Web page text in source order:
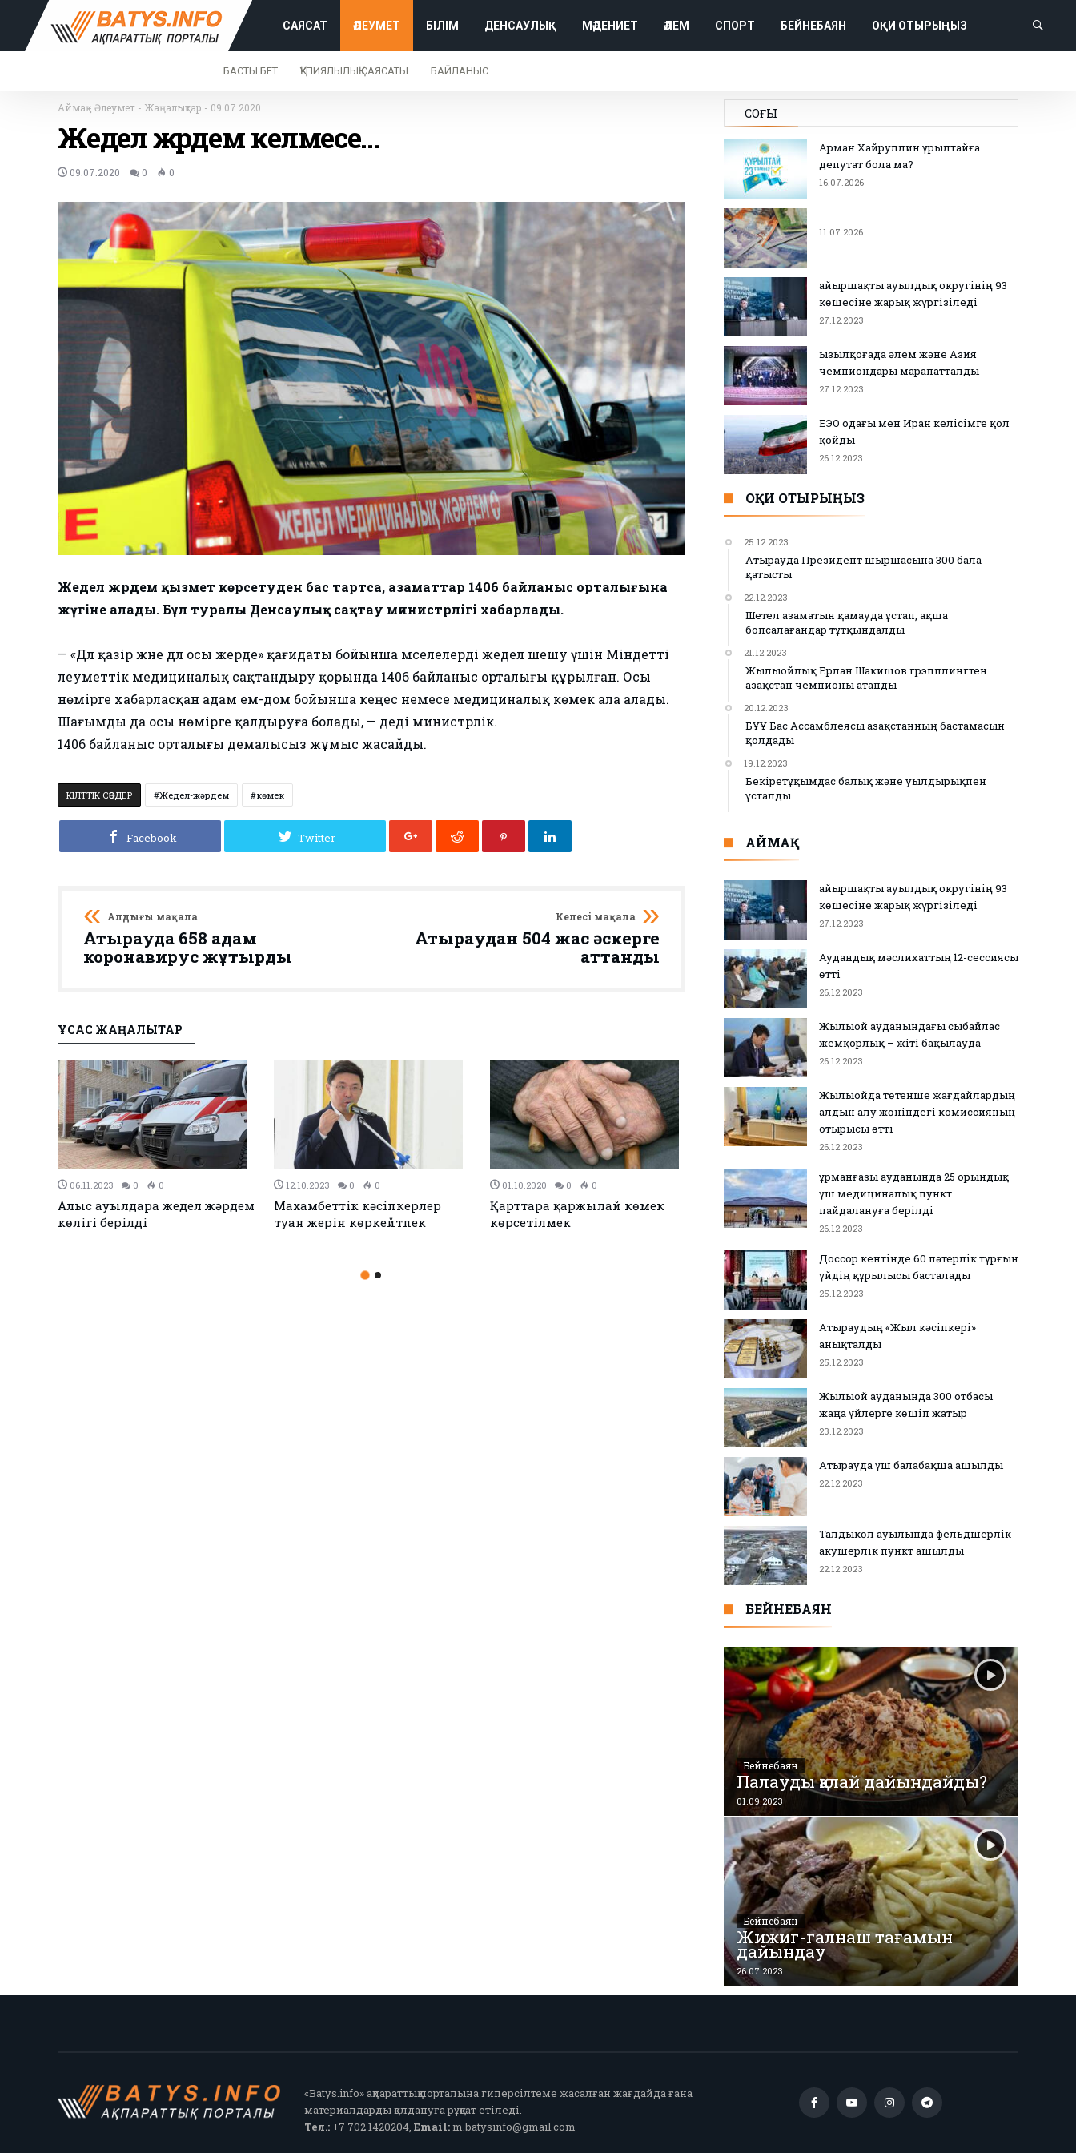
САЯСАТ ӘЛЕУМЕТ БІЛІМ ДЕНСАУЛЫҚ МӘДЕНИЕТ ӘЛЕМ СПОРТ БЕЙНЕБАЯН ОҚИ ОТЫРЫҢЫЗ
БАСТЫ БЕТ ҚҰПИЯЛЫЛЫҚ САЯСАТЫ БАЙЛАНЫС
Аймақ- Әлеумет - Жаңалықтар - 09.07.2020
Жедел жәрдем келмесе…
09.07.2020 0 0
Жедел жәрдем қызмет көрсетуден бас тартса, азаматтар 1406 байланыс орталығына
жүгіне алады. Бұл туралы Денсаулық сақтау министрлігі хабарлады.
— «Дәл қазір және дәл осы жерде» қағидаты бойынша мәселелерді жедел шешу үшін Міндетті
әлеуметтік медициналық сақтандыру қорында 1406 байланыс орталығы құрылған. Осы
нөмірге хабарласқан адам ем-дом бойынша кеңес немесе медициналық көмек ала алады.
Шағымды да осы нөмірге қалдыруға болады, — деді министрлік.
1406 байланыс орталығы демалысыз жұмыс жасайды.
КІЛТТІК СӨЗДЕР Жедел-жәрдем көмек
Facebook Twitter
Алдыңғы мақала
Атырауда 658 адам
коронавирус жұқтырды
Келесі мақала
Атыраудан 504 жас әскерге
аттанды
ҰҚСАС ЖАҢАЛЫҚТАР
24.09.2020 0 0
Карантин қайта енгізілсе
жұмыссыздарға 42 500-ден көп
14.09.2020 0 0
Мешіт мейірімділік жасады
09.09.2020 0 0
Ауруханаларға отандық
өндірістегі көліктер мен
СОҢҒЫ
Арман Хайруллин Құрылтайға
депутат бола ма?
16.07.2026
11.07.2026
Қайыршақты ауылдық округінің 93
көшесіне жарық жүргізіледі
27.12.2023
Қызылқоғада әлем және Азия
чемпиондары марапатталды
27.12.2023
ЕЭО одағы мен Иран келісімге қол
қойды
26.12.2023
ОҚИ ОТЫРЫҢЫЗ
25.12.2023
Атырауда Президент шыршасына 300 бала
қатысты
22.12.2023
Шетел азаматын қамауда ұстап, ақша
бопсалағандар тұтқындалды
21.12.2023
Жылыойлық Ерлан Шакишов грэпплингтен
Қазақстан чемпионы атанды
20.12.2023
БҰҰ Бас Ассамблеясы Қазақстанның бастамасын
қолдады
19.12.2023
Бекіретұқымдас балық және уылдырықпен
ұсталды
АЙМАҚ
Қайыршақты ауылдық округінің 93
көшесіне жарық жүргізіледі
27.12.2023
Аудандық мәслихаттың 12-сессиясы
өтті
26.12.2023
Жылыой ауданындағы сыбайлас
жемқорлық – жіті бақылауда
26.12.2023
Жылыойда төтенше жағдайлардың
алдын алу жөніндегі комиссияның
отырысы өтті
26.12.2023
Құрманғазы ауданында 25 орындық
үш медициналық пункт
пайдалануға берілді
26.12.2023
Доссор кентінде 60 пәтерлік тұрғын
үйдің құрылысы басталады
25.12.2023
Атыраудың «Жыл кәсіпкері»
анықталды
25.12.2023
Жылыой ауданында 300 отбасы
жаңа үйлерге көшіп жатыр
23.12.2023
Атырауда үш балабақша ашылды
22.12.2023
Талдыкөл ауылында фельдшерлік-
акушерлік пункт ашылды
22.12.2023
БЕЙНЕБАЯН
Бейнебаян
Палауды қалай дайындайды?
01.09.2023
Бейнебаян
Жижиг-галнаш тағамын
дайындау
26.07.2023
«Batys.info» ақпараттық порталына гиперсілтеме жасалған жағдайда ғана
материалдарды қолдануға рұқсат етіледі.
Тел.:+7 702 1420204, Email:m.batysinfo@gmail.com